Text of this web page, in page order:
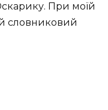
При моїй
словниковий